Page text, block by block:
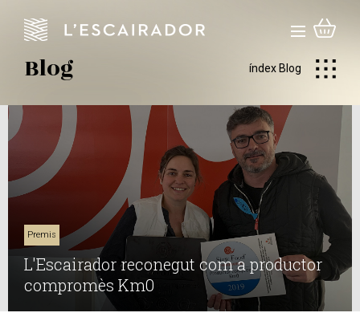
Blog índex Blog
Premis
L'Escairador reconegut com a productor
compromès Km0